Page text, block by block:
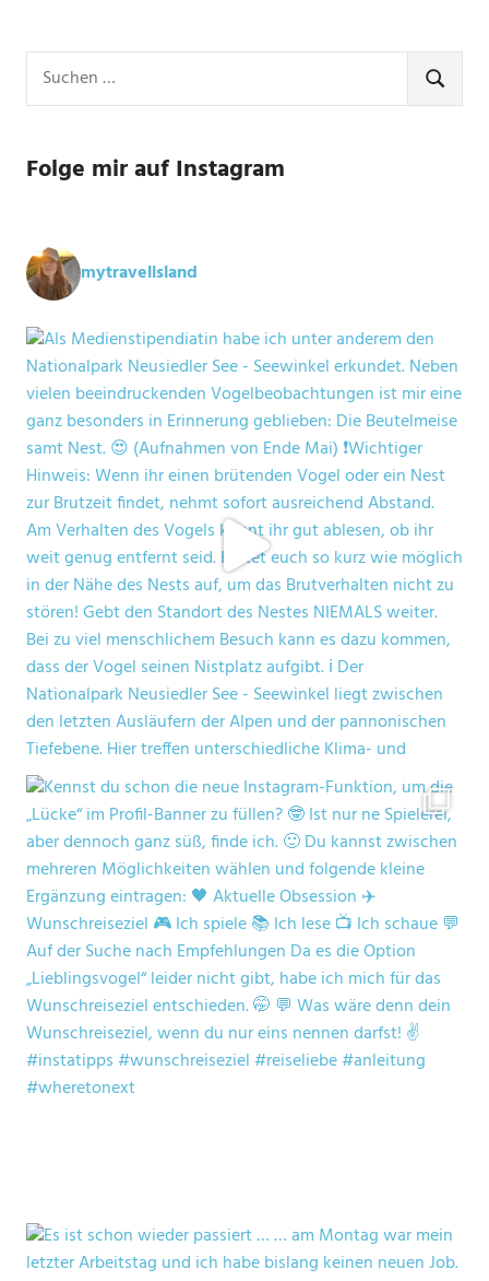
nach:
SUCHEN
Folge mir auf Instagram
mytravelisland